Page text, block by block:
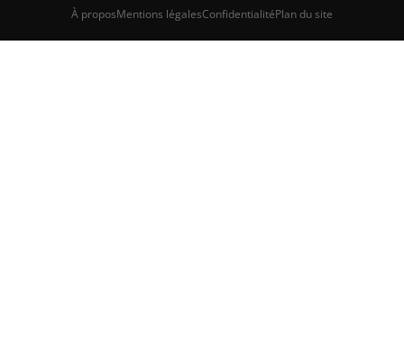
À proposMentions légalesConfidentialitéPlan du site